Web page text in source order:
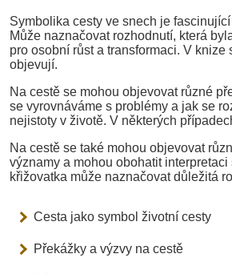
Symbolika cesty ve snech je
Může naznačovat rozhodnutí, která
pro osobní růst a transformaci. V
objevují.
Na cestě se mohou objevovat různé
se vyrovnáváme s problémy a jak se
nejistoty v životě. V některých
Na cestě se také mohou objevovat
významy a mohou obohatit
křižovatka může naznačovat důležitá
Cesta jako symbol životní cesty
Překážky a výzvy na cestě